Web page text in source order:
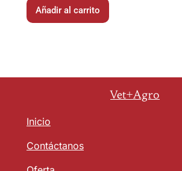
Añadir al carrito
Vet+Agro
Inicio
Contáctanos